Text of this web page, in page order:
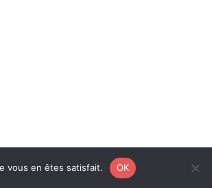
|Conception : Alice GIL
vous en êtes satisfait. OK